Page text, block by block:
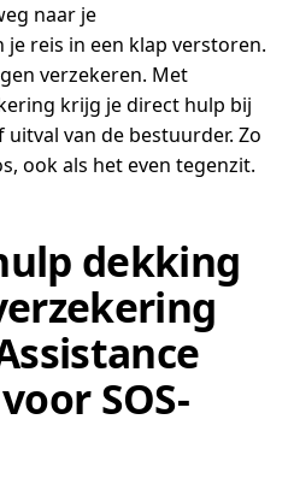
naar je
reis in een klap verstoren.
verzekeren. Met
krijg je direct hulp bij
van de bestuurder. Zo
ook als het even tegenzit.
dekking
SOS-